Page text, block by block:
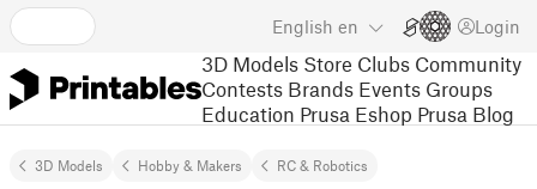
English en Login
3D Models Store Clubs Community
Contests Brands Events Groups
Education Prusa Eshop Prusa Blog
3D Models Hobby & Makers RC & Robotics